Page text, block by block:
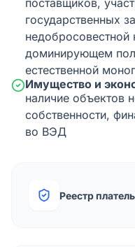
поставщиков,
государственных
недобросовестной
доминирующем
естественной
Имущество и
наличие объектов
собственности,
во ВЭД
Реестр